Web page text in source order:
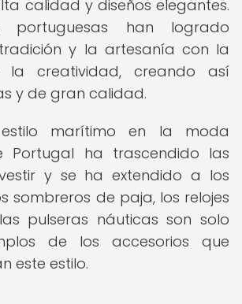
calidad y diseños elegantes.
portuguesas han logrado
y la artesanía con la
la creatividad, creando así
y de gran calidad.
marítimo en la moda
Portugal ha trascendido las
y se ha extendido a los
sombreros de paja, los relojes
pulseras náuticas son solo
de los accesorios que
este estilo.